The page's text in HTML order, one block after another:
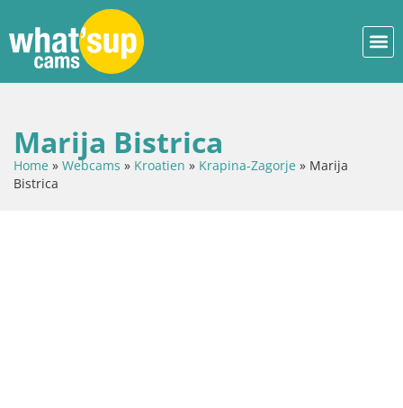
Marija Bistrica
Home » Webcams » Kroatien » Krapina-Zagorje » Marija
Bistrica